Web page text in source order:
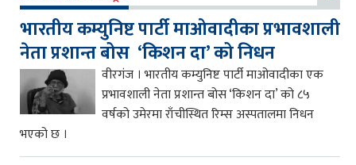
भारतीय कम्युनिष्ट पार्टी माओवादीका प्रभावशाली
नेता प्रशान्त बोस ‘किशन दा’ को निधन
वीरगंज । भारतीय कम्युनिष्ट पार्टी माओवादीका एक
प्रभावशाली नेता प्रशान्त बोस ‘किशन दा’ को ८५
वर्षको उमेरमा राँचीस्थित रिम्स अस्पतालमा निधन
भएको छ ।